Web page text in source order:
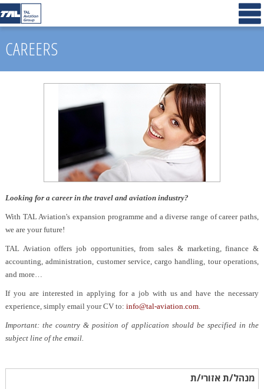
CAREERS
Looking for a career in the travel and aviation industry?
With TAL Aviation's expansion programme and a diverse range of career paths,
we are your future!
TAL Aviation offers job opportunities, from sales & marketing, finance &
accounting, administration, customer service, cargo handling, tour operations,
and more…
If you are interested in applying for a job with us and have the necessary
experience, simply email your CV to: info@tal-aviation.com.
Important: the country & position of application should be specified in the
subject line of the email.
מנהל/ת אזורי/ת